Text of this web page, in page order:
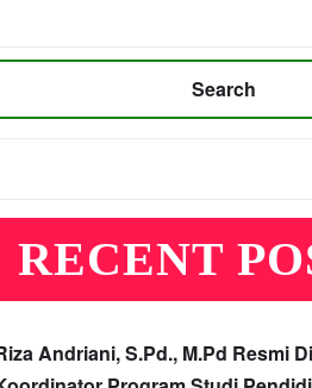
Search
RECENT
Andriani, S.Pd., M.Pd Resmi